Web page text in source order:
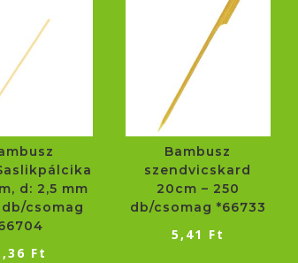
d: 2,5 mm
csomag
Ft
Bambusz
szendvicskard
20cm – 250
db/csomag *66733
5,41 Ft